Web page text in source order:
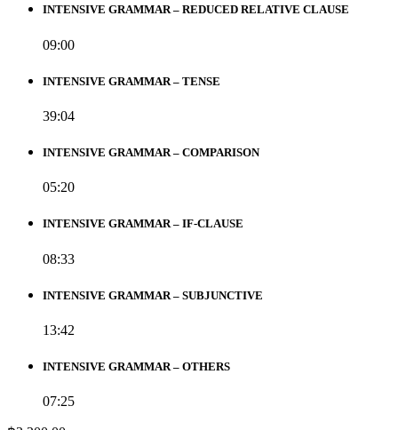
INTENSIVE GRAMMAR – REDUCED RELATIVE CLAUSE
09:00
INTENSIVE GRAMMAR – TENSE
39:04
INTENSIVE GRAMMAR – COMPARISON
05:20
INTENSIVE GRAMMAR – IF-CLAUSE
08:33
INTENSIVE GRAMMAR – SUBJUNCTIVE
13:42
INTENSIVE GRAMMAR – OTHERS
07:25